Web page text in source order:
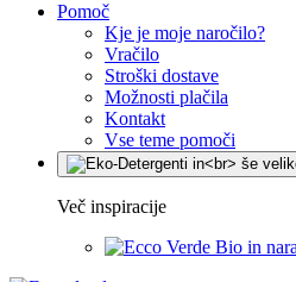
Pomoč
Kje je moje naročilo?
Vračilo
Stroški dostave
Možnosti plačila
Kontakt
Vse teme pomoči
Več inspiracije
Bio in